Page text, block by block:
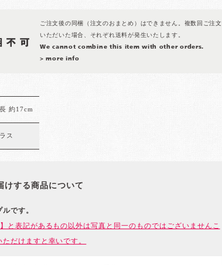
ご注文後の同梱（注文のおまとめ）はできません。複数回ご注文
いただいた場合、それぞれ送料が発生いたします。
We cannot combine this item with other orders.
> more info
約17cm
ス
けする商品について
です。
と表記があるもの以外は写真と同一のものではございませんこ
ただけますと幸いです。